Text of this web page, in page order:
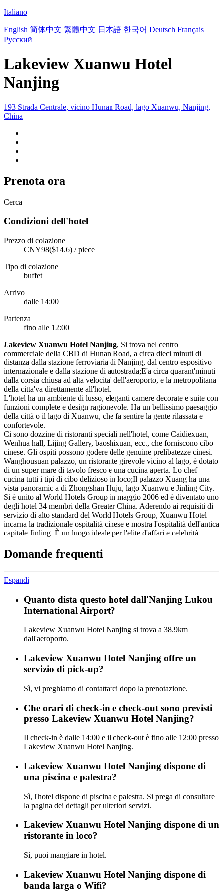
Italiano
English 简体中文 繁體中文 日本語 한국어 Deutsch Français
Русский
Lakeview Xuanwu Hotel
Nanjing
193 Strada Centrale, vicino Hunan Road, lago Xuanwu, Nanjing,
China
Prenota ora
Cerca
Condizioni dell'hotel
Prezzo di colazione
CNY98($14.6) / piece
Tipo di colazione
buffet
Arrivo
dalle 14:00
Partenza
fino alle 12:00
Lakeview Xuanwu Hotel Nanjing, Si trova nel centro
commerciale della CBD di Hunan Road, a circa dieci minuti di
distanza dalla stazione ferroviaria di Nanjing, dal centro espositivo
internazionale e dalla stazione di autostrada;E'a circa quarant'minuti
dalla corsia chiusa ad alta velocita' dell'aeroporto, e la metropolitana
della citta'va direttamente all'hotel.
L'hotel ha un ambiente di lusso, eleganti camere decorate e suite con
funzioni complete e design ragionevole. Ha un bellissimo paesaggio
della città o il lago di Xuanwu, che fa sentire la gente rilassata e
confortevole.
Ci sono dozzine di ristoranti speciali nell'hotel, come Caidiexuan,
Wenhua hall, Lijing Gallery, baoshixuan, ecc., che forniscono cibo
cinese. Gli ospiti possono godere delle genuine prelibatezze cinesi.
Wanghousuan palazzo, un ristorante girevole vicino al lago, è dotato
di un super mare di tavolo fresco e una cucina aperta. Lo chef
cucina tutti i tipi di cibo delizioso in loco;Il palazzo Xuang ha una
vista panoramic a di Zhongshan Huju, lago Xuanwu e Jinling City.
Si è unito al World Hotels Group in maggio 2006 ed è diventato uno
degli hotel 34 membri della Greater China. Aderendo ai requisiti di
servizio di alto standard del World Hotels Group, Xuanwu Hotel
incarna la tradizionale ospitalità cinese e mostra l'ospitalità dell'antica
capitale Jinling. È un luogo ideale per l'elite d'affari e celebrità.
Domande frequenti
Espandi
Quanto dista questo hotel dall'Nanjing Lukou
International Airport?
Lakeview Xuanwu Hotel Nanjing si trova a 38.9km
dall'aeroporto.
Lakeview Xuanwu Hotel Nanjing offre un
servizio di pick-up?
Sì, vi preghiamo di contattarci dopo la prenotazione.
Che orari di check-in e check-out sono previsti
presso Lakeview Xuanwu Hotel Nanjing?
Il check-in è dalle 14:00 e il check-out è fino alle 12:00 presso
Lakeview Xuanwu Hotel Nanjing.
Lakeview Xuanwu Hotel Nanjing dispone di
una piscina e palestra?
Sì, l'hotel dispone di piscina e palestra. Si prega di consultare
la pagina dei dettagli per ulteriori servizi.
Lakeview Xuanwu Hotel Nanjing dispone di un
ristorante in loco?
Sì, puoi mangiare in hotel.
Lakeview Xuanwu Hotel Nanjing dispone di
banda larga o Wifi?